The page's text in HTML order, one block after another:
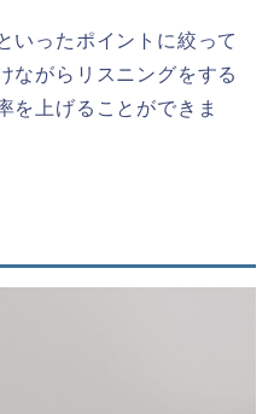
いったポイントに絞って
ながらリスニングをする
を上げることができま